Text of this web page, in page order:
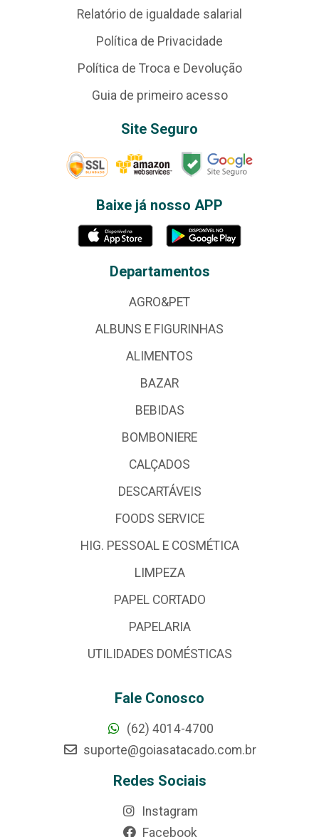
Relatório de igualdade salarial
Política de Privacidade
Política de Troca e Devolução
Guia de primeiro acesso
Site Seguro
Baixe já nosso APP
Departamentos
AGRO&PET
ALBUNS E FIGURINHAS
ALIMENTOS
BAZAR
BEBIDAS
BOMBONIERE
CALÇADOS
DESCARTÁVEIS
FOODS SERVICE
HIG. PESSOAL E COSMÉTICA
LIMPEZA
PAPEL CORTADO
PAPELARIA
UTILIDADES DOMÉSTICAS
Fale Conosco
(62) 4014-4700
suporte@goiasatacado.com.br
Redes Sociais
Instagram
Facebook